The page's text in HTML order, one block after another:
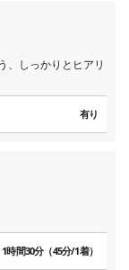
、しっかりとヒアリ
有り
1時間30分（45分/1着）